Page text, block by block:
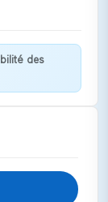
des